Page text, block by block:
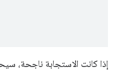
إذا كانت الاستجابة ناجحة،